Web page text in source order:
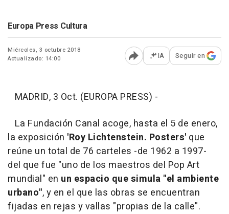
Europa Press Cultura
Miércoles, 3 octubre 2018
Actualizado: 14:00
Abrir opciones para
IA Seguir en
MADRID, 3 Oct. (EUROPA PRESS) -
La Fundación Canal acoge, hasta el 5 de enero,
la exposición 'Roy Lichtenstein. Posters' que
reúne un total de 76 carteles -de 1962 a 1997-
del que fue "uno de los maestros del Pop Art
mundial" en un espacio que simula "el ambiente
urbano", y en el que las obras se encuentran
fijadas en rejas y vallas "propias de la calle".